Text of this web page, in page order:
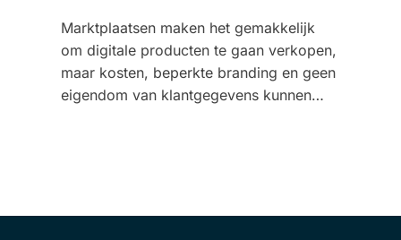
Marktplaatsen maken het gemakkelijk
om digitale producten te gaan verkopen,
maar kosten, beperkte branding en geen
eigendom van klantgegevens kunnen…